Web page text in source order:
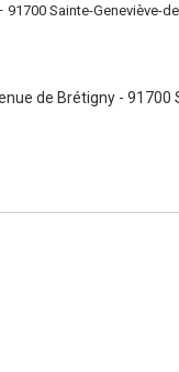
91700 Sainte-Geneviève-
de Brétigny - 91700